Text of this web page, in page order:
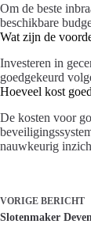
Om de beste
beschikbare
Wat zijn de
Investeren in
goedgekeurd
Hoeveel kost
De kosten voor
nauwkeurig
VORIGE BERICHT
Slotenmaker